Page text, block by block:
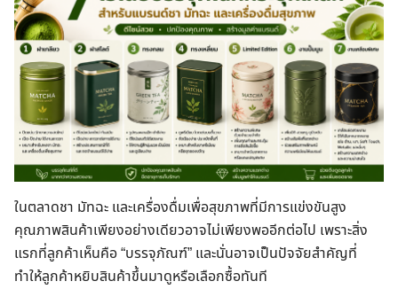
ในตลาดชา มัทฉะ และเครื่องดื่มเพื่อสุขภาพที่มีการแข่งขันสูง
คุณภาพสินค้าเพียงอย่างเดียวอาจไม่เพียงพออีกต่อไป เพราะสิ่ง
แรกที่ลูกค้าเห็นคือ “บรรจุภัณฑ์” และนั่นอาจเป็นปัจจัยสำคัญที่
ทำให้ลูกค้าหยิบสินค้าขึ้นมาดูหรือเลือกซื้อทันที